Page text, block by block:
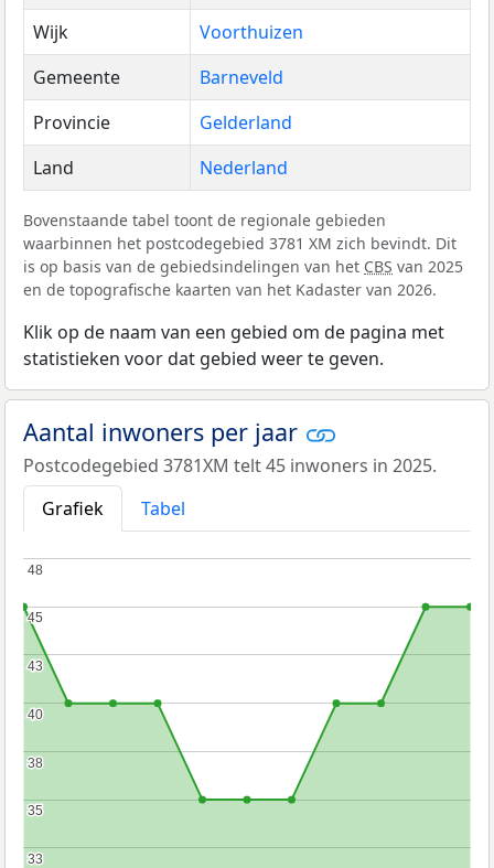
Wijk
Voorthuizen
Gemeente
Barneveld
Provincie
Gelderland
Land
Nederland
Bovenstaande tabel toont de regionale gebieden
waarbinnen het postcodegebied 3781 XM zich bevindt. Dit
is op basis van de gebiedsindelingen van het CBS van 2025
en de topografische kaarten van het Kadaster van 2026.
Klik op de naam van een gebied om de pagina met
statistieken voor dat gebied weer te geven.
Aantal inwoners per jaar
Postcodegebied 3781XM telt 45 inwoners in 2025.
Grafiek
Tabel
33
33
35
35
38
38
40
40
43
43
45
45
48
48